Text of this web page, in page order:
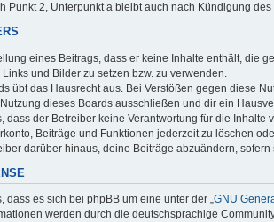
Punkt 2, Unterpunkt a bleibt auch nach Kündigung
eines Beitrags, dass er keine Inhalte enthält, die
und Bilder zu setzen bzw. zu verwenden.
übt das Hausrecht aus. Bei Verstößen gegen diese
dieses Boards ausschließen und dir ein
dass der Betreiber keine Verantwortung für die
Beiträge und Funktionen jederzeit zu löschen
darüber hinaus, deine Beiträge abzuändern,
dass es sich bei phpBB um eine unter der „GNU
werden durch die deutschsprachige